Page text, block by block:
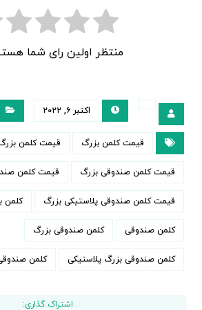
منتظر اولین رای شما
اکتبر ۶, ۲۰۲۲
قیمت کلمن بزرگ قیمت کلمن
قیمت کلمن صندوقی بزرگ قیمت کلمن
قیمت کلمن صندوقی پلاستیکی بزرگ کلمن
کلمن صندوقی کلمن صندوقی بزرگ
کلمن صندوقی بزرگ پلاستیکی کلمن